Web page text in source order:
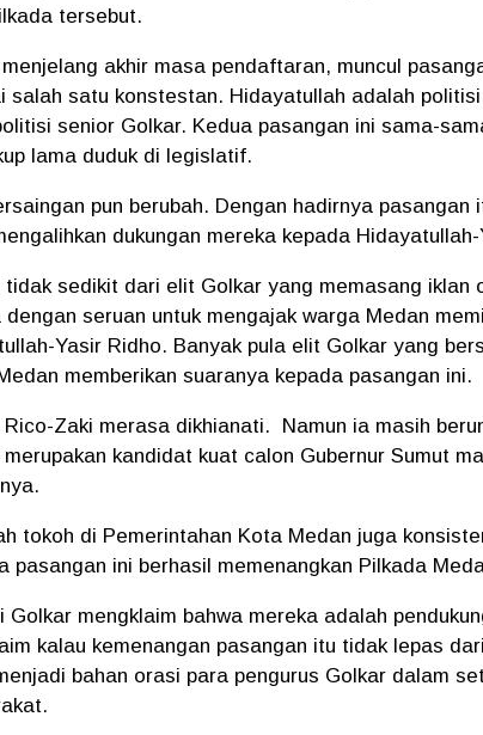
tersebut.
menjelang akhir masa pendaftaran, muncul
salah satu konstestan. Hidayatullah adalah
senior Golkar. Kedua pasangan ini sama-
lama duduk di legislatif.
pun berubah. Dengan hadirnya
dukungan mereka kepada
tidak sedikit dari elit Golkar yang memasang
dengan seruan untuk mengajak warga Medan
Yasir Ridho. Banyak pula elit Golkar yang
memberikan suaranya kepada pasangan ini.
Zaki merasa dikhianati.
Namun ia masih
merupakan kandidat kuat calon Gubernur Sumut
tokoh di Pemerintahan Kota Medan juga
pasangan ini berhasil memenangkan Pilkada
Golkar mengklaim bahwa mereka adalah
kalau kemenangan pasangan itu tidak lepas
bahan orasi para pengurus Golkar dalam